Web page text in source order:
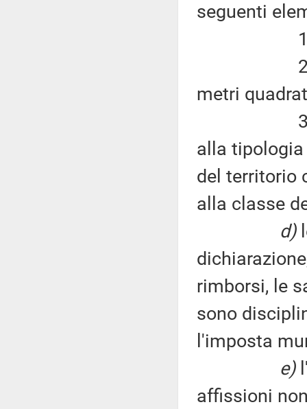
seguenti
1)
2) entità
metri
3)
alla
del territorio
alla classe
d)
rimborsi, le
sono
l'imposta
e)
affissioni